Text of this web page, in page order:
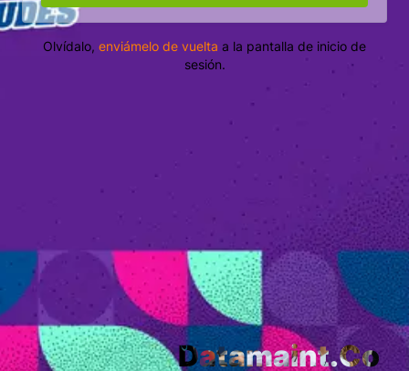
Datamaint.Co
Olvídalo, enviámelo de vuelta a la pantalla de inicio de
sesión.